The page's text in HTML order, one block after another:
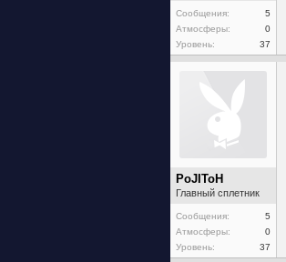
Сообщения:
5
Атмосферы:
0
Уровень:
37
PoJIToH
Главный сплетник
Сообщения:
5
Атмосферы:
0
Уровень:
37